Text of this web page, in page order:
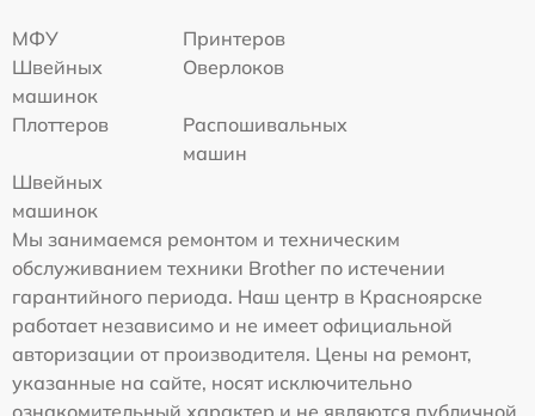
МФУ
Принтеров
Швейных
машинок
Оверлоков
Плоттеров
Распошивальных
машин
Швейных
машинок
Мы занимаемся ремонтом и техническим
обслуживанием техники Brother по истечении
гарантийного периода. Наш центр в Красноярске
работает независимо и не имеет официальной
авторизации от производителя. Цены на ремонт,
указанные на сайте, носят исключительно
ознакомительный характер и не являются публичной